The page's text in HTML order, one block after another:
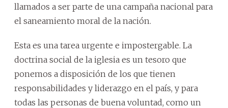
llamados a ser parte de una campaña nacional para
el saneamiento moral de la nación.
Esta es una tarea urgente e impostergable. La
doctrina social de la iglesia es un tesoro que
ponemos a disposición de los que tienen
responsabilidades y liderazgo en el país, y para
todas las personas de buena voluntad, como un